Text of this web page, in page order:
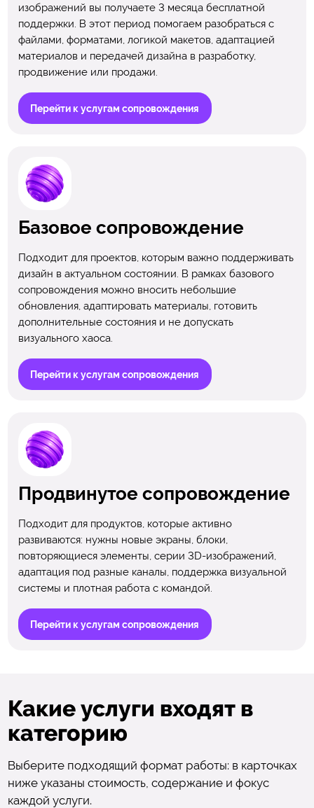
изображений вы получаете 3 месяца бесплатной
поддержки. В этот период помогаем разобраться с
файлами, форматами, логикой макетов, адаптацией
материалов и передачей дизайна в разработку,
продвижение или продажи.
Перейти к услугам сопровождения
Базовое сопровождение
Подходит для проектов, которым важно поддерживать
дизайн в актуальном состоянии. В рамках базового
сопровождения можно вносить небольшие
обновления, адаптировать материалы, готовить
дополнительные состояния и не допускать
визуального хаоса.
Перейти к услугам сопровождения
Продвинутое сопровождение
Подходит для продуктов, которые активно
развиваются: нужны новые экраны, блоки,
повторяющиеся элементы, серии 3D-изображений,
адаптация под разные каналы, поддержка визуальной
системы и плотная работа с командой.
Перейти к услугам сопровождения
Какие услуги входят в
категорию
Выберите подходящий формат работы: в карточках
ниже указаны стоимость, содержание и фокус
каждой услуги.